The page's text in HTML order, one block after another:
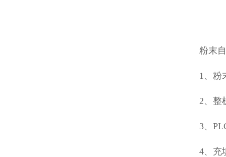
粉末
1、粉
2、整
3、
4、充